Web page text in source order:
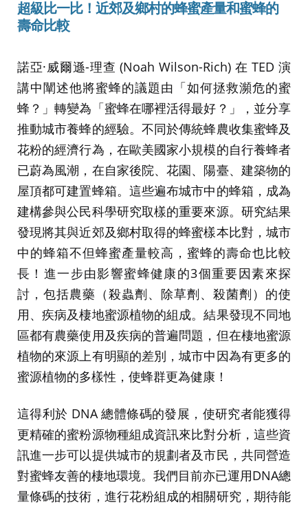
超級比一比！近郊及鄉村的蜂蜜產量和蜜蜂的
壽命比較
諾亞·威爾遜-理查 (Noah Wilson-Rich) 在 TED 演
講中闡述他將蜜蜂的議題由「如何拯救瀕危的蜜
蜂？」轉變為「蜜蜂在哪裡活得最好？」，並分享
推動城市養蜂的經驗。不同於傳統蜂農收集蜜蜂及
花粉的經濟行為，在歐美國家小規模的自行養蜂者
已蔚為風潮，在自家後院、花園、陽臺、建築物的
屋頂都可建置蜂箱。這些遍布城市中的蜂箱，成為
建構參與公民科學研究取樣的重要來源。研究結果
發現將其與近郊及鄉村取得的蜂蜜樣本比對，城市
中的蜂箱不但蜂蜜產量較高，蜜蜂的壽命也比較
長！進一步由影響蜜蜂健康的3個重要因素來探
討，包括農藥（殺蟲劑、除草劑、殺菌劑）的使
用、疾病及棲地蜜源植物的組成。結果發現不同地
區都有農藥使用及疾病的普遍問題，但在棲地蜜源
植物的來源上有明顯的差別，城市中因為有更多的
蜜源植物的多樣性，使蜂群更為健康！
這得利於 DNA 總體條碼的發展，使研究者能獲得
更精確的蜜粉源物種組成資訊來比對分析，這些資
訊進一步可以提供城市的規劃者及市民，共同營造
對蜜蜂友善的棲地環境。我們目前亦已運用DNA總
量條碼的技術，進行花粉組成的相關研究，期待能